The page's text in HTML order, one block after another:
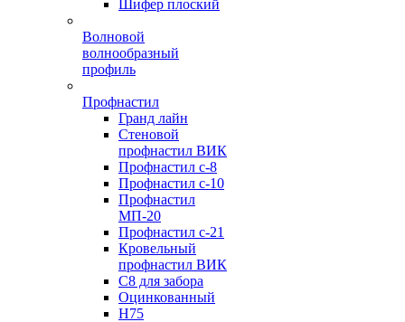
Шифер плоский
Волновой
волнообразный
профиль
Профнастил
Гранд лайн
Стеновой
профнастил ВИК
Профнастил с-8
Профнастил с-10
Профнастил
МП-20
Профнастил с-21
Кровельный
профнастил ВИК
С8 для забора
Оцинкованный
Н75